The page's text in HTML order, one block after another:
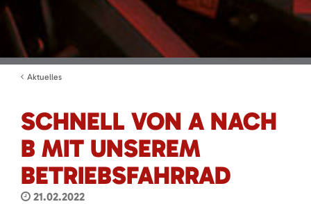
Aktuelles
SCHNELL VON A NACH
B MIT UNSEREM
BETRIEBSFAHRRAD
21.02.2022